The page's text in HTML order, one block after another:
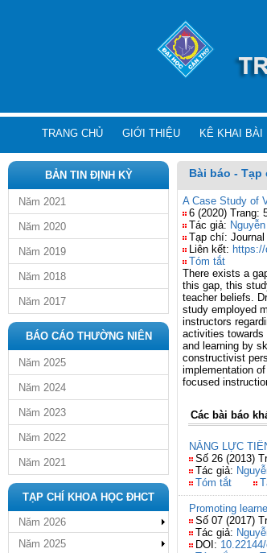
TRANG CHỦ GIỚI THIỆU KÊ KHAI BÀI
BẢN TIN ĐỊNH KỲ
Năm 2021
Năm 2020
Năm 2019
Năm 2018
Năm 2017
BÁO CÁO THƯỜNG NIÊN
Năm 2025
Năm 2024
Năm 2023
Năm 2022
Năm 2021
TẠP CHÍ KHOA HỌC ĐHCT
Năm 2026
Năm 2025
Bài báo - Tạp
A Case Study of
6 (2020) Trang:
Tác giả:
Tạp chí:
Liên kết:
Tóm tắt
There exists a
this gap, this
teacher beliefs.
study employed
instructors
activities towards
and learning by
constructivist
implementation
focused
Các bài báo
NĂNG LỰC
Số 26 (2013)
Tác giả:
Tóm tắt
Promoting
Số 07 (2017)
Tác giả:
DOI: